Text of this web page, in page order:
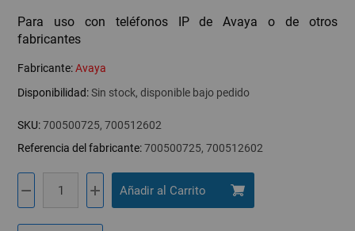
Para uso con teléfonos IP de Avaya o de otros
fabricantes
Fabricante: Avaya
Disponibilidad: Sin stock, disponible bajo pedido
SKU: 700500725, 700512602
Referencia del fabricante: 700500725, 700512602